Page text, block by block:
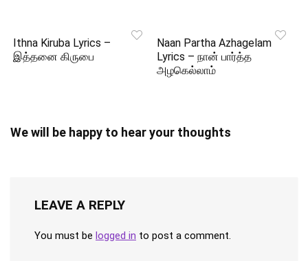
Ithna Kiruba Lyrics –
இத்தனை கிருபை
Naan Partha Azhagelam
Lyrics – நான் பார்த்த
அழகெல்லாம்
We will be happy to hear your thoughts
LEAVE A REPLY
You must be logged in to post a comment.